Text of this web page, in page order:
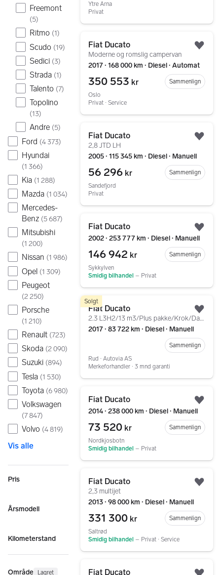
Freemont
(5)
Ritmo (1)
Scudo (19)
Sedici (3)
Strada (1)
Talento (7)
Topolino
(13)
Andre (5)
Ford (4 373)
Hyundai
(1 366)
Kia (1 288)
Mazda (1 034)
Mercedes-
Benz (5 687)
Mitsubishi
(1 200)
Nissan (1 986)
Opel (1 309)
Peugeot
(2 250)
Porsche
(1 210)
Renault (723)
Skoda (2 090)
Suzuki (894)
Tesla (1 530)
Toyota (6 980)
Volkswagen
(7 847)
Volvo (4 819)
Vis alle
Pris
Årsmodell
Kilometerstand
Område Lagret
Ytre Arna
Privat
Fiat Ducato
Moderne og romslig campervan
2017 ∙ 168 000 km ∙ Diesel ∙ Automat
350 553 kr
Sammenlign
Oslo
Privat ∙ Service
Fiat Ducato
2,8 JTD LH
2005 ∙ 115 345 km ∙ Diesel ∙ Manuell
56 296 kr
Sammenlign
Sandefjord
Privat
Fiat Ducato
2002 ∙ 253 777 km ∙ Diesel ∙ Manuell
146 942 kr
Sammenlign
Sykkylven
Smidig bilhandel – Privat
Solgt
Fiat Ducato
2.3 L3H2/13 m3/Plus pakke/Krok/Dab+ Finans/Garanti/Inn
2017 ∙ 83 722 km ∙ Diesel ∙ Manuell
Sammenlign
Rud ∙ Autovia AS
Merkeforhandler ∙ 3 mnd garanti
Gå til annonsen
Fiat Ducato
2014 ∙ 238 000 km ∙ Diesel ∙ Manuell
73 520 kr
Sammenlign
Nordkjosbotn
Smidig bilhandel – Privat
Fiat Ducato
2,3 multijet
2013 ∙ 98 000 km ∙ Diesel ∙ Manuell
331 300 kr
Sammenlign
Saltrød
Smidig bilhandel – Privat ∙ Service
Fiat Ducato